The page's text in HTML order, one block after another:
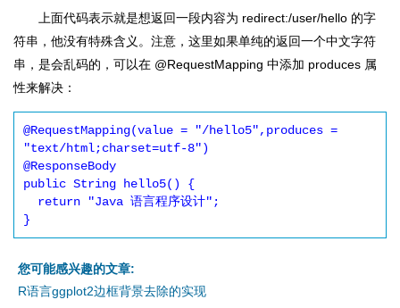
上面代码表示就是想返回一段内容为 redirect:/user/hello 的字
符串，他没有特殊含义。注意，这里如果单纯的返回一个中文字符
串，是会乱码的，可以在 @RequestMapping 中添加 produces 属
性来解决：
@RequestMapping(value = "/hello5",produces =
"text/html;charset=utf-8")
@ResponseBody
public String hello5() {
}
您可能感兴趣的文章:
R语言ggplot2边框背景去除的实现